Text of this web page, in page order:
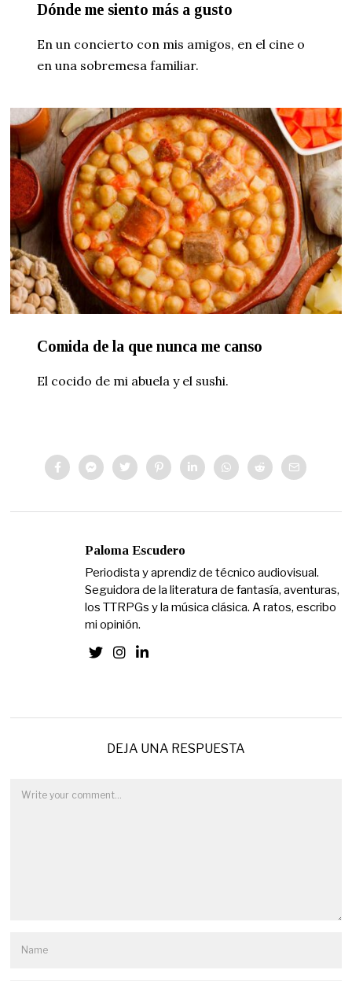
Dónde me siento más a gusto
En un concierto con mis amigos, en el cine o
en una sobremesa familiar.
Comida de la que nunca me canso
El cocido de mi abuela y el sushi.
Paloma Escudero
Periodista y aprendiz de técnico audiovisual.
Seguidora de la literatura de fantasía, aventuras,
los TTRPGs y la música clásica. A ratos, escribo
mi opinión.
DEJA UNA RESPUESTA